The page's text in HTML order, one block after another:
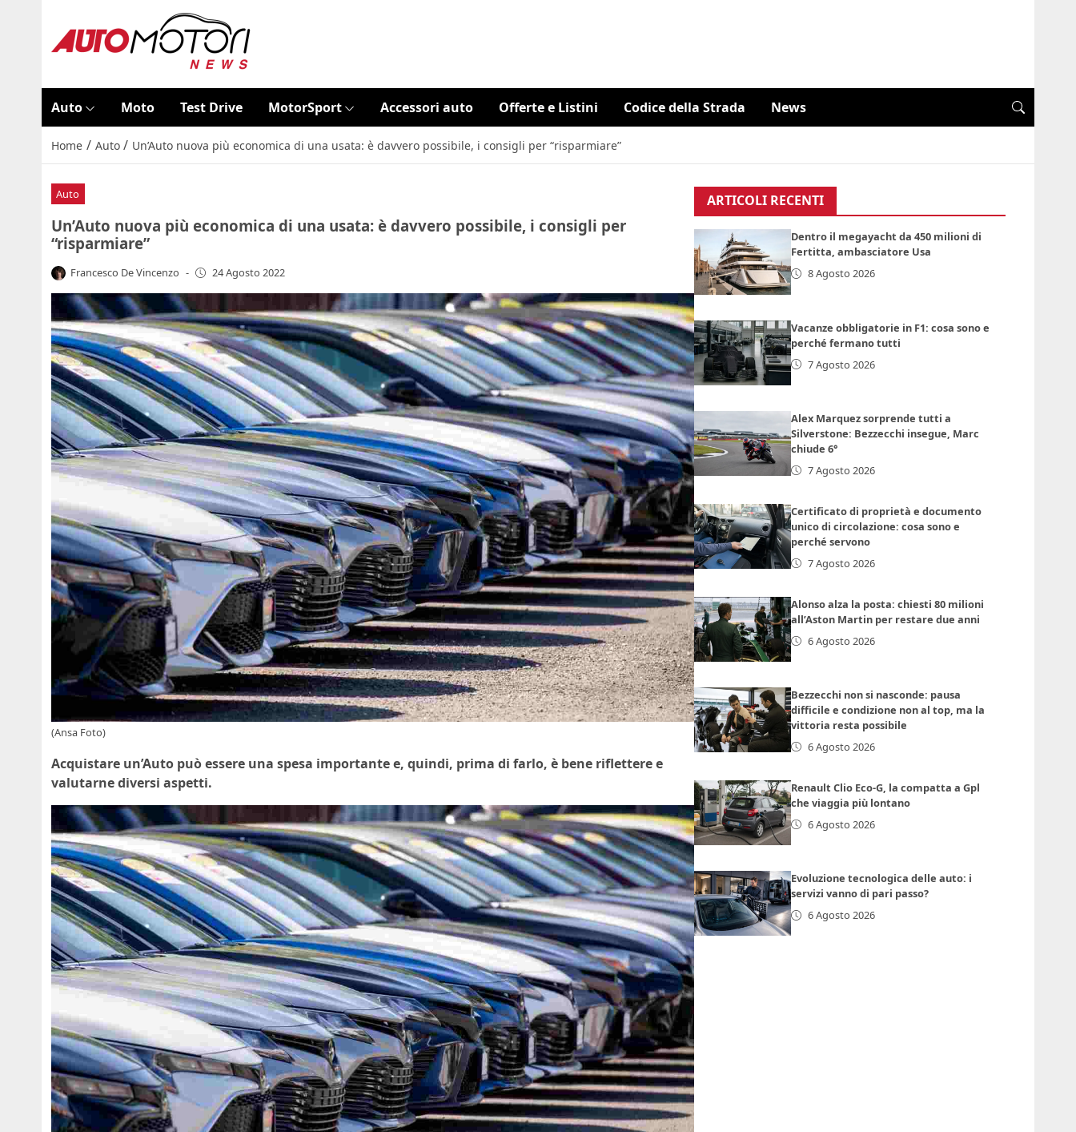
Auto Moto Test Drive MotorSport Accessori auto Offerte e Listini Codice della Strada News
Home / Auto / Un’Auto nuova più economica di una usata: è davvero possibile, i consigli per “risparmiare”
Auto
Un’Auto nuova più economica di una usata: è davvero possibile, i consigli per
“risparmiare”
Francesco De Vincenzo - 24 Agosto 2022
(Ansa Foto)
Acquistare un’Auto può essere una spesa importante e, quindi, prima di farlo, è bene riflettere e
valutarne diversi aspetti.
ARTICOLI RECENTI
Dentro il megayacht da 450 milioni di
Fertitta, ambasciatore Usa
8 Agosto 2026
Vacanze obbligatorie in F1: cosa sono e
perché fermano tutti
7 Agosto 2026
Alex Marquez sorprende tutti a
Silverstone: Bezzecchi insegue, Marc
chiude 6°
7 Agosto 2026
Certificato di proprietà e documento
unico di circolazione: cosa sono e
perché servono
7 Agosto 2026
Alonso alza la posta: chiesti 80 milioni
all’Aston Martin per restare due anni
6 Agosto 2026
Bezzecchi non si nasconde: pausa
difficile e condizione non al top, ma la
vittoria resta possibile
6 Agosto 2026
Renault Clio Eco-G, la compatta a Gpl
che viaggia più lontano
6 Agosto 2026
Evoluzione tecnologica delle auto: i
servizi vanno di pari passo?
6 Agosto 2026